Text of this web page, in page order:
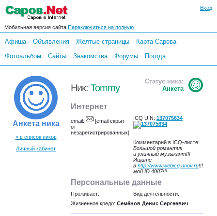
Вход
Мобильная версия сайта Переключиться на полную
Афиша Объявления Желтые страницы
Карта Сарова
Фотоальбом
Сайты Знакомства Форумы Погода
Анкета ника
« в список ников
Личный кабинет
Ник: Tommy
Статус ника:
Анкета
Интернет
email:
[email скрыт
от
незарегистрированных]
ICQ UIN: 137075634
Комментарий в ICQ-листе:
Большой романтик
и уличный музыкант!!!
Ищите
в http://www.webicq.nnov.ru!!!
мой ID 4087!!!
Персональные данные
Проживает:
Вид деятельности:
Жизненное кредо: Семёнов Денис Сергеевич